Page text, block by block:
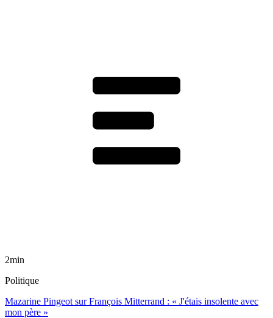
2min
Politique
Mazarine Pingeot sur François Mitterrand : « J'étais insolente avec
mon père »